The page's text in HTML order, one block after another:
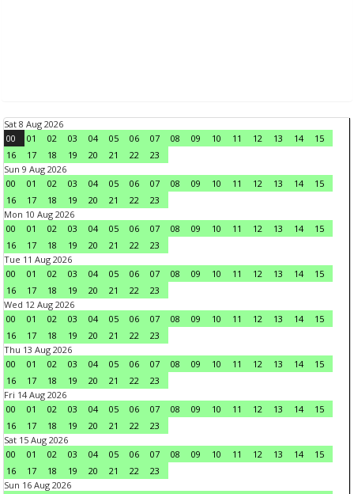
Sat 8 Aug 2026
00
01 02 03 04 05 06 07 08 09 10 11 12 13 14
15
16
17 18 19 20 21 22
23
Sun 9 Aug 2026
00
01 02 03 04 05 06 07 08 09 10 11 12 13 14
15
16
17 18 19 20 21 22
23
Mon 10 Aug 2026
00
01 02 03 04 05 06 07 08 09 10 11 12 13 14
15
16
17 18 19 20 21 22
23
Tue 11 Aug 2026
00
01 02 03 04 05 06 07 08 09 10 11 12 13 14
15
16
17 18 19 20 21 22
23
Wed 12 Aug 2026
00
01 02 03 04 05 06 07 08 09 10 11 12 13 14
15
16
17 18 19 20 21 22
23
Thu 13 Aug 2026
00
01 02 03 04 05 06 07 08 09 10 11 12 13 14
15
16
17 18 19 20 21 22
23
Fri 14 Aug 2026
00
01 02 03 04 05 06 07 08 09 10 11 12 13 14
15
16
17 18 19 20 21 22
23
Sat 15 Aug 2026
00
01 02 03 04 05 06 07 08 09 10 11 12 13 14
15
16
17 18 19 20 21 22
23
Sun 16 Aug 2026